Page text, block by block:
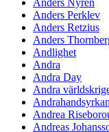
Anders Perklev
Anders Retzius
Anders
Andlighet
Andra
Andra Day
Andra
Andrea
Andreas